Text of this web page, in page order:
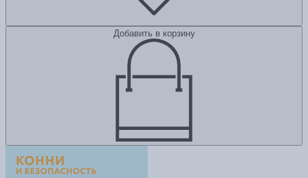
Добавить в корзину